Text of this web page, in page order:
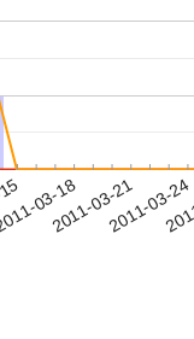
03-18
2011-03-212011-03-24